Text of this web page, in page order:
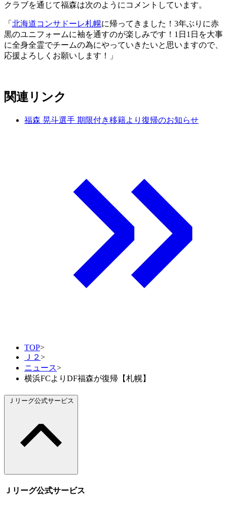
クラブを通じて福森は次のようにコメントしています。
「 北海道コンサドーレ札幌に帰ってきました！3年ぶりに赤
黒のユニフォームに袖を通すのが楽しみです！1日1日を大事
に全身全霊でチームの為にやっていきたいと思いますので、
応援よろしくお願いします！」
関連リンク
福森 晃斗選手 期限付き移籍より復帰のお知らせ
TOP>
Ｊ２ >
ニュース>
横浜FCよりDF福森が復帰【札幌】
Ｊリーグ公式サービス
Ｊリーグ公式サービス